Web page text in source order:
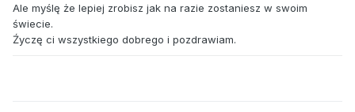
Ale myślę że lepiej zrobisz jak na razie zostaniesz w swoim
świecie.
Źyczę ci wszystkiego dobrego i pozdrawiam.